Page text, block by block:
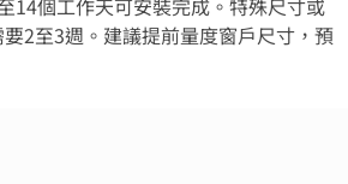
14個工作天可安裝完成。特殊尺寸或
2至3週。建議提前量度窗戶尺寸，預